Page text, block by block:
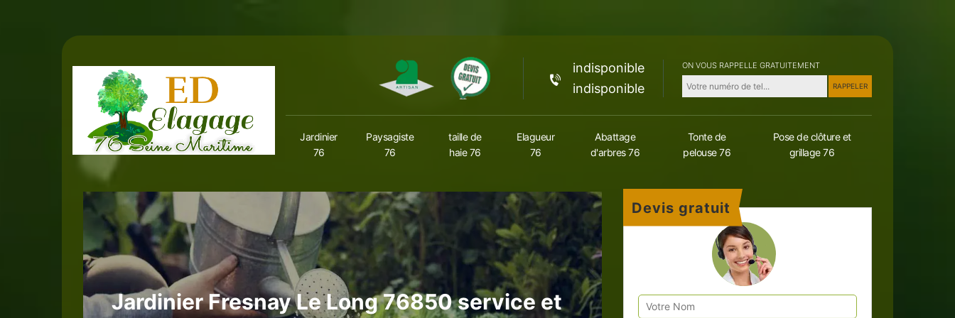
indisponible
indisponible
ON VOUS RAPPELLE GRATUITEMENT
Jardinier
76
Paysagiste
76
taille de
haie 76
Elagueur
76
Abattage
d'arbres 76
Tonte de
pelouse 76
Pose de clôture et
grillage 76
Jardinier Fresnay Le Long 76850 service et
Devis gratuit